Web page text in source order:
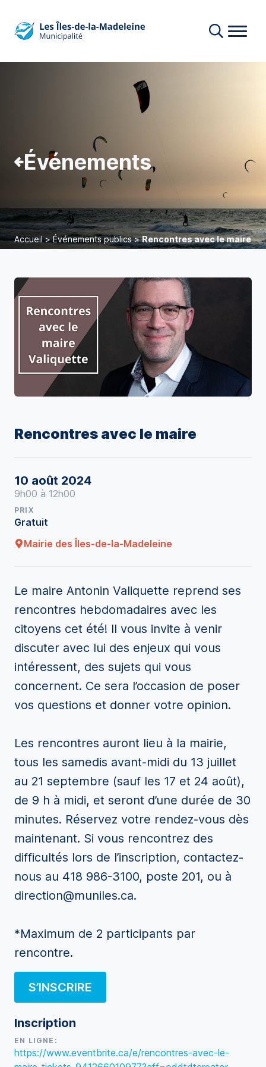
Événements
Accueil>Événements publics>Rencontres avec le maire
Rencontres avec le maire
10 août 2024
9h00 à 12h00
PRIX
Gratuit
Mairie des Îles-de-la-Madeleine
Le maire Antonin Valiquette reprend ses
rencontres hebdomadaires avec les
citoyens cet été! Il vous invite à venir
discuter avec lui des enjeux qui vous
intéressent, des sujets qui vous
concernent. Ce sera l’occasion de poser
vos questions et donner votre opinion.
Les rencontres auront lieu à la mairie,
tous les samedis avant-midi du 13 juillet
au 21 septembre (sauf les 17 et 24 août),
de 9 h à midi, et seront d’une durée de 30
minutes. Réservez votre rendez-vous dès
maintenant. Si vous rencontrez des
difficultés lors de l’inscription, contactez-
nous au 418 986-3100, poste 201, ou à
direction@muniles.ca.
*Maximum de 2 participants par
rencontre.
S’INSCRIRE
Inscription
EN LIGNE:
https://www.eventbrite.ca/e/rencontres-avec-le-